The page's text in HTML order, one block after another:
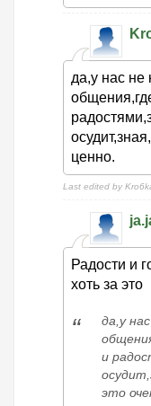
да,у нас не
ценно.
Last edited by
Радости и
хоть за это
да,у
и
это